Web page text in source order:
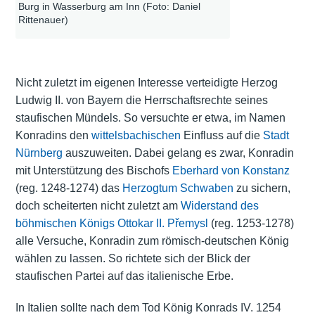
Burg in Wasserburg am Inn (Foto: Daniel
Rittenauer)
Nicht zuletzt im eigenen Interesse verteidigte Herzog
Ludwig II. von Bayern die Herrschaftsrechte seines
staufischen Mündels. So versuchte er etwa, im Namen
Konradins den wittelsbachischen Einfluss auf die Stadt
Nürnberg auszuweiten. Dabei gelang es zwar, Konradin
mit Unterstützung des Bischofs Eberhard von Konstanz
(reg. 1248-1274) das Herzogtum Schwaben zu sichern,
doch scheiterten nicht zuletzt am Widerstand des
böhmischen Königs Ottokar II. Přemysl (reg. 1253-1278)
alle Versuche, Konradin zum römisch-deutschen König
wählen zu lassen. So richtete sich der Blick der
staufischen Partei auf das italienische Erbe.
In Italien sollte nach dem Tod König Konrads IV. 1254